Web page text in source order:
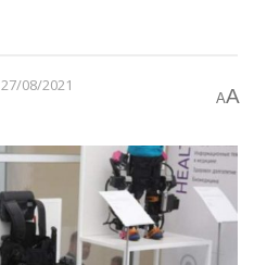
27/08/2021
AA